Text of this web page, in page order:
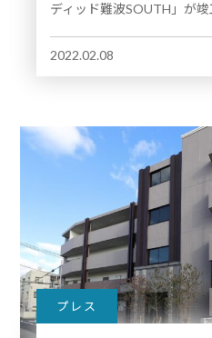
ディッド難波SOUTH」が竣
2022.02.08
プレス